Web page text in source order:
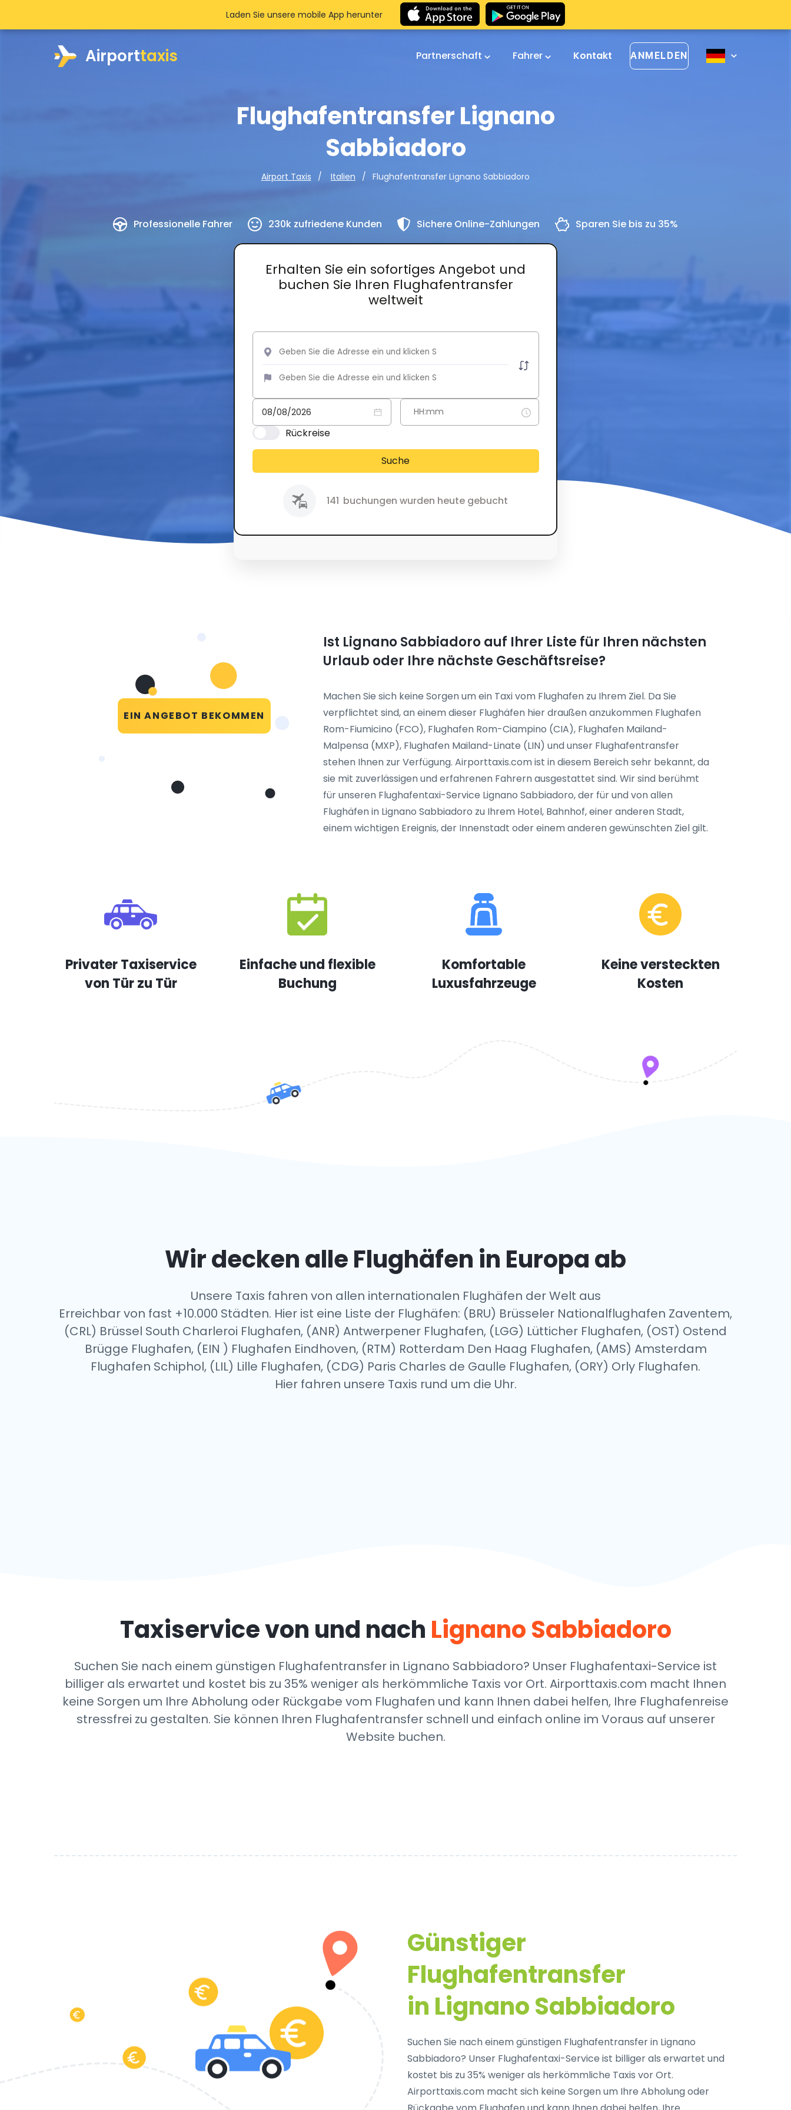
Airporttaxis Partnerschaft Fahrer Kontakt ANMELDEN
Flughafentransfer Lignano
Sabbiadoro
Airport Taxis Italien Flughafentransfer Lignano Sabbiadoro
Professionelle Fahrer 230k zufriedene Kunden Sichere Online-Zahlungen Sparen Sie bis zu 35%
Erhalten Sie ein sofortiges Angebot und
buchen Sie Ihren Flughafentransfer
weltweit
Rückreise
Suche
141 buchungen wurden heute gebucht
Laden Sie unsere mobile App herunter
EIN ANGEBOT BEKOMMEN
Ist Lignano Sabbiadoro auf Ihrer Liste für Ihren nächsten
Urlaub oder Ihre nächste Geschäftsreise?
Machen Sie sich keine Sorgen um ein Taxi vom Flughafen zu Ihrem Ziel. Da Sie
verpflichtet sind, an einem dieser Flughäfen hier draußen anzukommen Flughafen
Rom-Fiumicino (FCO), Flughafen Rom-Ciampino (CIA), Flughafen Mailand-
Malpensa (MXP), Flughafen Mailand-Linate (LIN) und unser Flughafentransfer
stehen Ihnen zur Verfügung. Airporttaxis.com ist in diesem Bereich sehr bekannt, da
sie mit zuverlässigen und erfahrenen Fahrern ausgestattet sind. Wir sind berühmt
für unseren Flughafentaxi-Service Lignano Sabbiadoro, der für und von allen
Flughäfen in Lignano Sabbiadoro zu Ihrem Hotel, Bahnhof, einer anderen Stadt,
einem wichtigen Ereignis, der Innenstadt oder einem anderen gewünschten Ziel gilt.
Privater Taxiservice
von Tür zu Tür
Einfache und flexible
Buchung
Komfortable
Luxusfahrzeuge
Keine versteckten
Kosten
Wir decken alle Flughäfen in Europa ab
Unsere Taxis fahren von allen internationalen Flughäfen der Welt aus
Erreichbar von fast +10.000 Städten. Hier ist eine Liste der Flughäfen: (BRU) Brüsseler Nationalflughafen Zaventem,
(CRL) Brüssel South Charleroi Flughafen, (ANR) Antwerpener Flughafen, (LGG) Lütticher Flughafen, (OST) Ostend
Brügge Flughafen, (EIN ) Flughafen Eindhoven, (RTM) Rotterdam Den Haag Flughafen, (AMS) Amsterdam
Flughafen Schiphol, (LIL) Lille Flughafen, (CDG) Paris Charles de Gaulle Flughafen, (ORY) Orly Flughafen.
Hier fahren unsere Taxis rund um die Uhr.
Taxiservice von und nach Lignano Sabbiadoro
Suchen Sie nach einem günstigen Flughafentransfer in Lignano Sabbiadoro? Unser Flughafentaxi-Service ist
billiger als erwartet und kostet bis zu 35% weniger als herkömmliche Taxis vor Ort. Airporttaxis.com macht Ihnen
keine Sorgen um Ihre Abholung oder Rückgabe vom Flughafen und kann Ihnen dabei helfen, Ihre Flughafenreise
stressfrei zu gestalten. Sie können Ihren Flughafentransfer schnell und einfach online im Voraus auf unserer
Website buchen.
Günstiger
Flughafentransfer
in Lignano Sabbiadoro
Suchen Sie nach einem günstigen Flughafentransfer in Lignano
Sabbiadoro? Unser Flughafentaxi-Service ist billiger als erwartet und
kostet bis zu 35% weniger als herkömmliche Taxis vor Ort.
Airporttaxis.com macht sich keine Sorgen um Ihre Abholung oder